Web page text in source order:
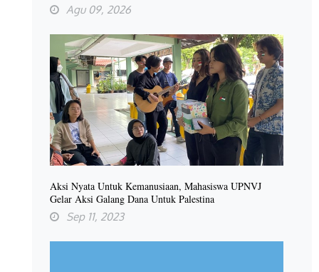
Agu 09, 2026
Aksi Nyata Untuk Kemanusiaan, Mahasiswa UPNVJ
Gelar Aksi Galang Dana Untuk Palestina
Sep 11, 2023